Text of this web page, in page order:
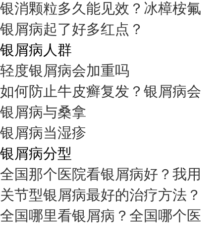
银消颗粒多久能见效？冰樟桉氟
银屑病起了好多红点？
银屑病人群
轻度银屑病会加重吗
如何防止牛皮癣复发？银屑病会
银屑病与桑拿
银屑病当湿疹
银屑病分型
全国那个医院看银屑病好？我用
关节型银屑病最好的治疗方法？
全国哪里看银屑病？全国哪个医